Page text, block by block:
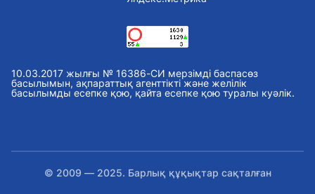
10.03.2017 жылғы № 16386-СИ мерзімді баспасөз
басылымын, ақпараттық агенттікті және желілік
басылымды есепке қою, қайта есепке қою туралы куәлік.
© 2009 — 2025. Барлық құқықтар сақталған